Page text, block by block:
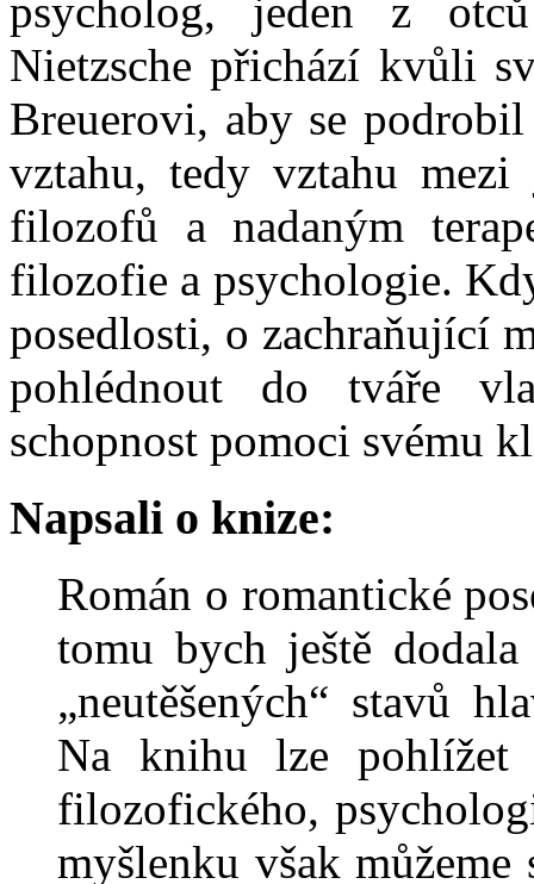
psycholog, jeden z
Nietzsche přichází kvůli
Breuerovi, aby se
vztahu, tedy vztahu
filozofů a nadaným
filozofie a psychologie.
posedlosti, o zachraňující
pohlédnout do tváře
schopnost pomoci svému
Napsali o knize:
Román o romantické
tomu bych ještě
„neutěšených“ stavů
Na knihu lze
filozofického,
myšlenku však